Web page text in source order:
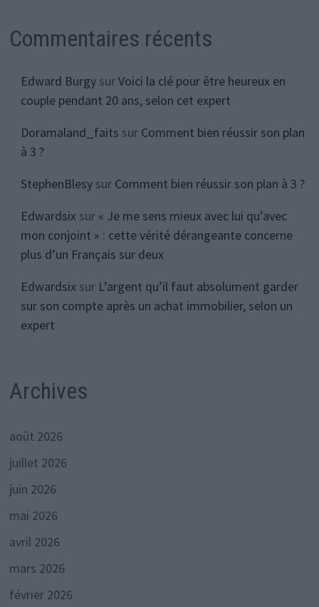
Commentaires récents
Edward BurgysurVoici la clé pour être heureux en
couple pendant 20 ans, selon cet expert
Doramaland_faits sur Comment bien réussir son plan
à 3 ?
StephenBlesysur Comment bien réussir son plan à 3 ?
Edwardsixsur « Je me sens mieux avec lui qu’avec
mon conjoint » : cette vérité dérangeante concerne
plus d’un Français sur deux
Edwardsixsur L’argent qu’il faut absolument garder
sur son compte après un achat immobilier, selon un
expert
Archives
août 2026
juillet 2026
juin 2026
mai 2026
avril 2026
mars 2026
février 2026